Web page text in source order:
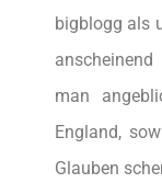
bigblogg als
man
England,
Glauben